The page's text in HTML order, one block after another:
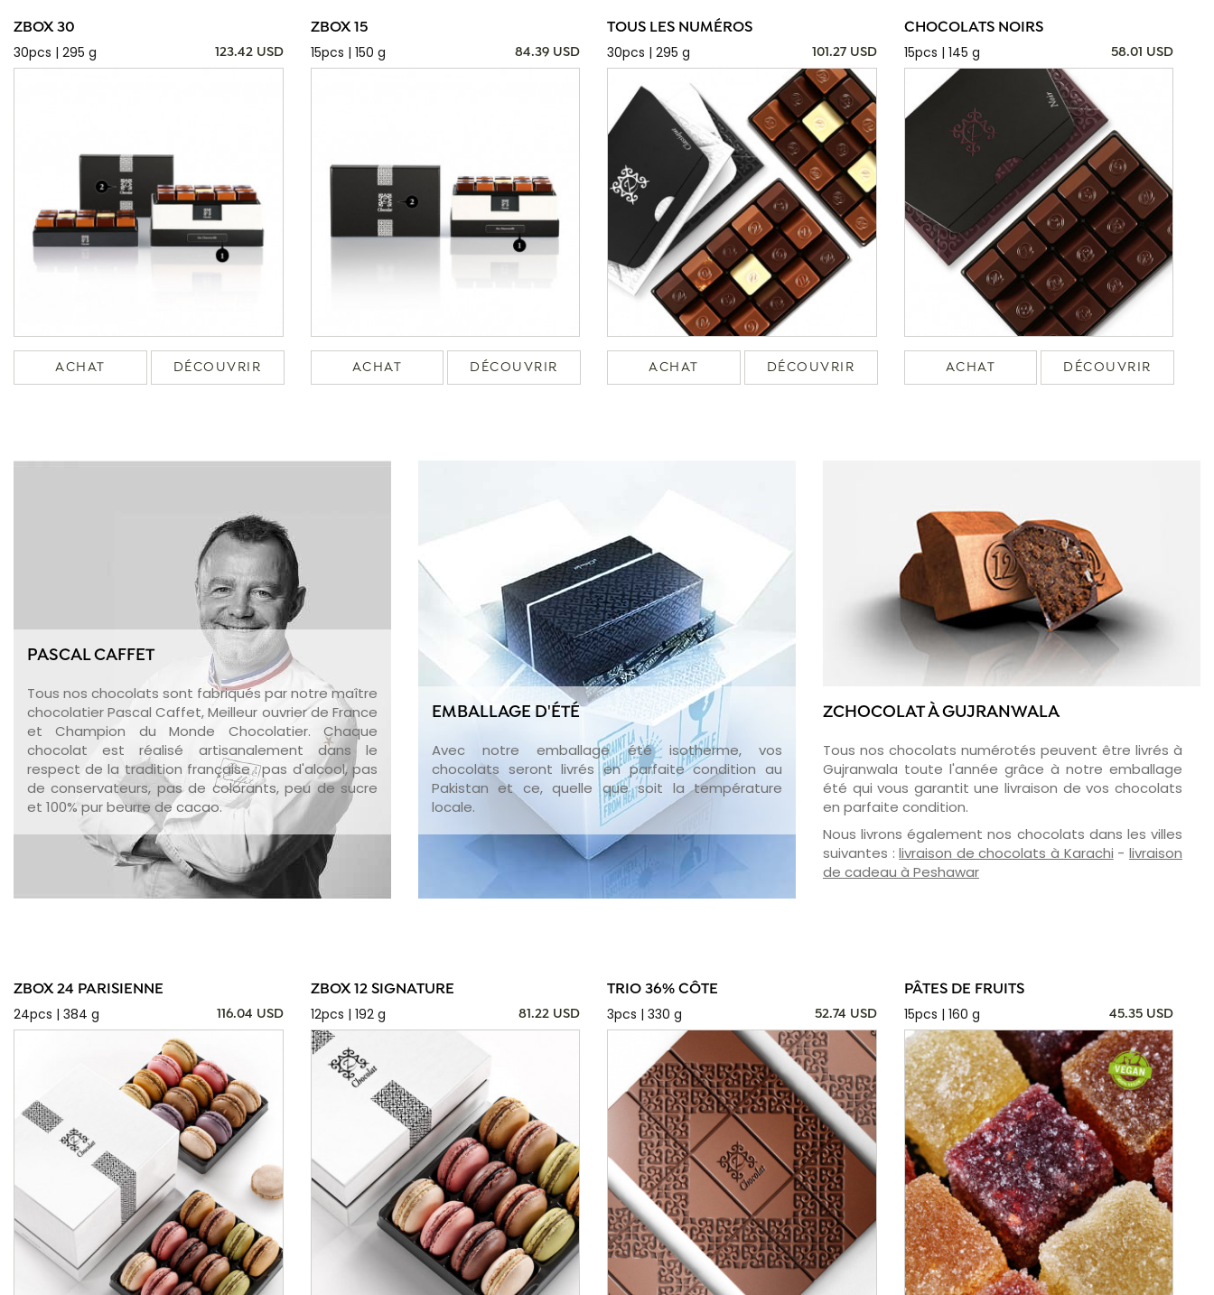
ZBOX 30
30pcs | 295 g
123.42 USD
ACHAT DÉCOUVRIR
ZBOX 15
15pcs | 150 g
84.39 USD
ACHAT DÉCOUVRIR
TOUS LES NUMÉROS
30pcs | 295 g
101.27 USD
ACHAT DÉCOUVRIR
CHOCOLATS NOIRS
15pcs | 145 g
58.01 USD
ACHAT DÉCOUVRIR
PASCAL CAFFET
Tous nos chocolats sont fabriqués par notre maître
chocolatier Pascal Caffet, Meilleur ouvrier de France
et Champion du Monde Chocolatier. Chaque
chocolat est réalisé artisanalement dans le
respect de la tradition française : pas d'alcool, pas
de conservateurs, pas de colorants, peu de sucre
et 100% pur beurre de cacao.
EMBALLAGE D'ÉTÉ
Avec notre emballage été isotherme, vos
chocolats seront livrés en parfaite condition au
Pakistan et ce, quelle que soit la température
locale.
ZCHOCOLAT À GUJRANWALA
Tous nos chocolats numérotés peuvent être livrés à
Gujranwala toute l'année grâce à notre emballage
été qui vous garantit une livraison de vos chocolats
en parfaite condition.
Nous livrons également nos chocolats dans les villes
suivantes :livraison de chocolats à Karachi - livraison
de cadeau à Peshawar
ZBOX 24 PARISIENNE
24pcs | 384 g
116.04 USD
ZBOX 12 SIGNATURE
12pcs | 192 g
81.22 USD
TRIO 36% CÔTE
3pcs | 330 g
52.74 USD
PÂTES DE FRUITS
15pcs | 160 g
45.35 USD